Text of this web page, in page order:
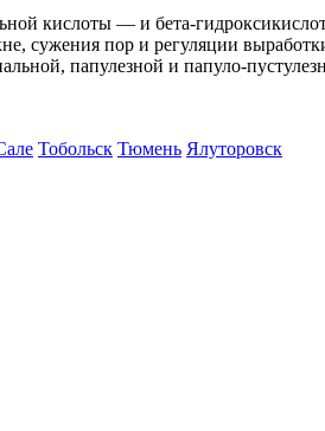
кислоты — и бета-
сужения пор и регуляции
папулезной и папуло-
Тобольск Тюмень Ялуторовск